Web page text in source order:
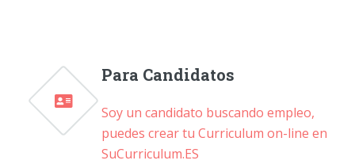
Para Candidatos
Soy un candidato buscando empleo,
puedes crear tu Curriculum on-line en
SuCurriculum.ES